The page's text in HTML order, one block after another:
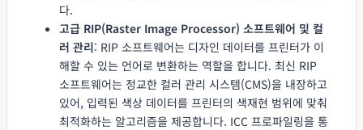
다.
고급 RIP(Raster Image Processor) 소프트웨어 및 컬
러 관리: RIP 소프트웨어는 디자인 데이터를 프린터가 이
해할 수 있는 언어로 변환하는 역할을 합니다. 최신 RIP
소프트웨어는 정교한 컬러 관리 시스템(CMS)을 내장하고
있어, 입력된 색상 데이터를 프린터의 색재현 범위에 맞춰
최적화하는 알고리즘을 제공합니다. ICC 프로파일링을 통